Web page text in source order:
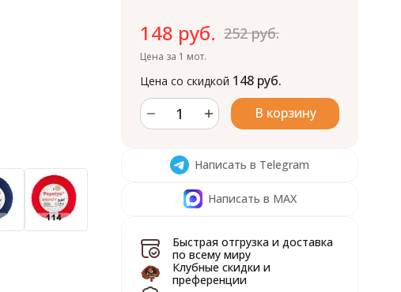
148 руб. 252 руб.
Цена за 1 мот.
Цена со скидкой 148 руб.
В корзину
Написать в Telegram
Написать в MAX
Быстрая отгрузка и доставка
по всему миру
Клубные скидки и
преференции